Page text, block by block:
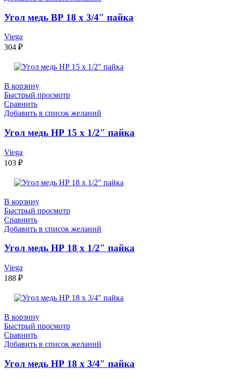
Угол медь ВР 18 х 3/4″ пайка
Viega
304 ₽
В корзину
Быстрый просмотр
Сравнить
Добавить в список желаний
Угол медь НР 15 х 1/2″ пайка
Viega
103 ₽
В корзину
Быстрый просмотр
Сравнить
Добавить в список желаний
Угол медь НР 18 х 1/2″ пайка
Viega
188 ₽
В корзину
Быстрый просмотр
Сравнить
Добавить в список желаний
Угол медь НР 18 х 3/4″ пайка